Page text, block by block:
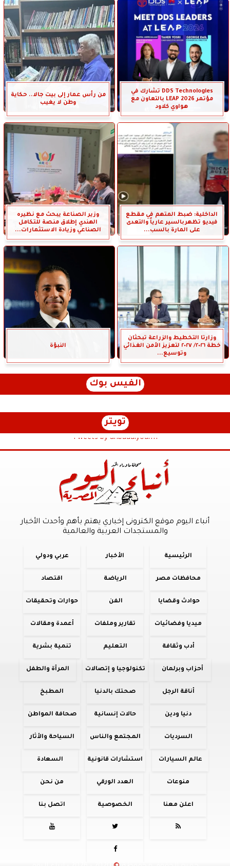
DDS Technologies تشارك في
مؤتمر LEAP 2026 بالتعاون مع
هواوي كلاود
من رأس عمار إلى بيت جالا.. حكاية
وطن لا يغيب
الداخلية: ضبط المتهم في مقطع
فيديو تظهربالسير عارياً والتعدى
على المارة بالسب...
وزير الصناعة يبحث مع نظيره
الهندي إطلاق منصة للتكامل
الصناعي وزيادة الاستثمارات...
وزارتا التخطيط والزراعة تبحثان
خطة ٢٠٢٦/ ٢٠٢٧ لتعزيز الأمن الغذائي
وتوسيع...
النبؤة
الفيس بوك
تويتر
Tweets by anbaaalyoum1
أنباء اليوم موقع الكترونى إخباري يهتم بأهم وأحدث الأخبار
والمستجدات العربية والعالمية
الرئيسية الأخبار عربي ودولي
محافظات مصر الرياضة اقتصاد
حوادث وقضايا الفن حوارات وتحقيقات
ميديا وفضائيات تقارير وملفات أعمدة ومقالات
أدب وثقافة التعليم تنمية بشرية
أحزاب وبرلمان تكنولوجيا و إتصالات المرأة والطفل
أناقة الرجل صحتك بالدنيا المطبخ
دنيا ودين حالات إنسانية صحافة المواطن
السرديات المجتمع والناس السياحة والأثار
عالم السيارات استشارات قانونية السعادة
منوعات العدد الورقي من نحن
اعلن معنا الخصوصية اتصل بنا



